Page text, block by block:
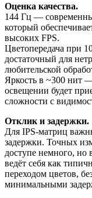
Оценка качества.
144 Гц —
который
высоких FPS.
Цветопередача при
достаточный для
любительской
Яркость в ~300 нит
освещении будет
сложности с
Отклик и задержки.
Для IPS-матриц
задержки. Точных
доступе немного, но
ведёт себя как
переходом цветов,
минимальными